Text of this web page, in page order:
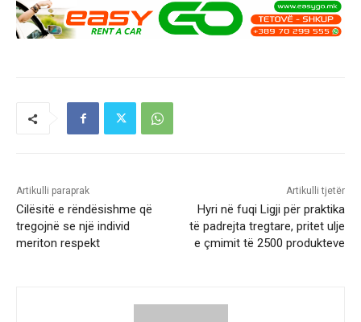
Artikulli paraprak
Cilësitë e rëndësishme që
tregojnë se një individ
meriton respekt
Artikulli tjetër
Hyri në fuqi Ligji për praktika
të padrejta tregtare, pritet ulje
e çmimit të 2500 produkteve